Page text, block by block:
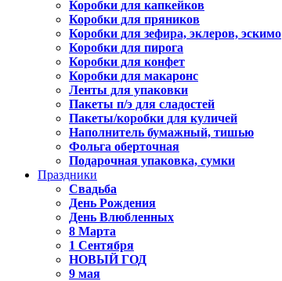
Коробки для капкейков
Коробки для пряников
Коробки для зефира, эклеров, эскимо
Коробки для пирога
Коробки для конфет
Коробки для макаронс
Ленты для упаковки
Пакеты п/э для сладостей
Пакеты/коробки для куличей
Наполнитель бумажный, тишью
Фольга оберточная
Подарочная упаковка, сумки
Праздники
Свадьба
День Рождения
День Влюбленных
8 Марта
1 Сентября
НОВЫЙ ГОД
9 мая